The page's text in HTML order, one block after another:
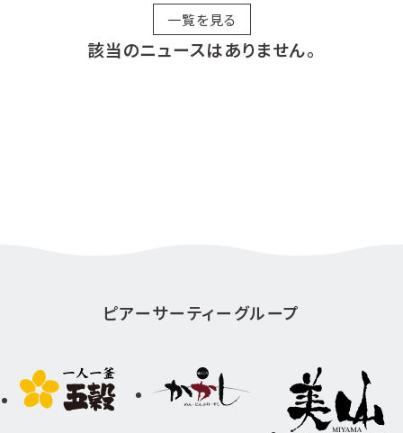
一覧を見る
該当のニュースはありません。
ピアーサーティーグループ